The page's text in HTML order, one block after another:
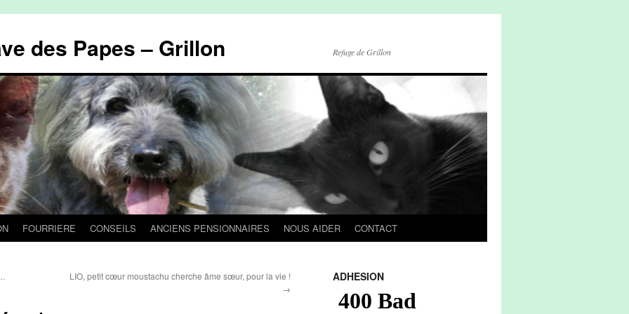
des Papes – Grillon Refuge de Grillon
FOURRIERE CONSEILS ANCIENS PENSIONNAIRES NOUS AIDER CONTACT
LIO, petit cœur moustachu cherche âme sœur, pour la vie !
→
ADHESION